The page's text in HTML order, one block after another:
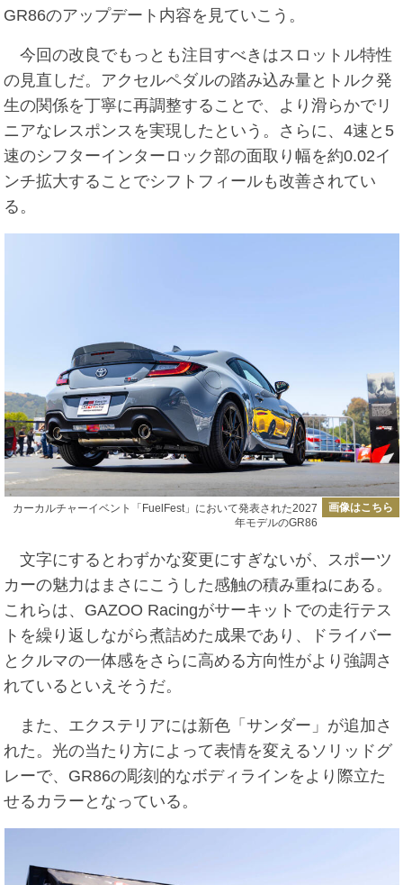
GR86のアップデート内容を見ていこう。
今回の改良でもっとも注目すべきはスロットル特性
の見直しだ。アクセルペダルの踏み込み量とトルク発
生の関係を丁寧に再調整することで、より滑らかでリ
ニアなレスポンスを実現したという。さらに、4速と5
速のシフターインターロック部の面取り幅を約0.02イ
ンチ拡大することでシフトフィールも改善されてい
る。
カーカルチャーイベント「FuelFest」において発表された2027
年モデルのGR86
画像はこちら
文字にするとわずかな変更にすぎないが、スポーツ
カーの魅力はまさにこうした感触の積み重ねにある。
これらは、GAZOO Racingがサーキットでの走行テス
トを繰り返しながら煮詰めた成果であり、ドライバー
とクルマの一体感をさらに高める方向性がより強調さ
れているといえそうだ。
また、エクステリアには新色「サンダー」が追加さ
れた。光の当たり方によって表情を変えるソリッドグ
レーで、GR86の彫刻的なボディラインをより際立た
せるカラーとなっている。